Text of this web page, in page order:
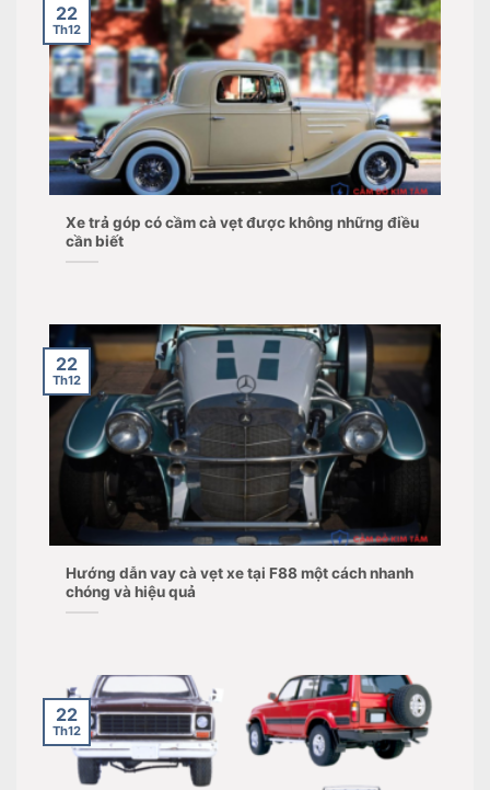
Xe trả góp có cầm cà vẹt được không những điều
cần biết
22
Th12
Hướng dẫn vay cà vẹt xe tại F88 một cách nhanh
chóng và hiệu quả
22
Th12
22
Th12